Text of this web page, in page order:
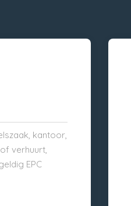
kantoor,
verhuurt,
EPC